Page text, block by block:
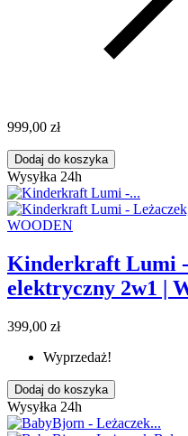
999,00 zł
Dodaj do koszyka
Wysyłka 24h
Kinderkraft Lumi -
elektryczny 2w1 |
399,00 zł
Wyprzedaż!
Dodaj do koszyka
Wysyłka 24h